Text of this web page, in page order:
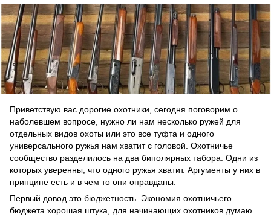
Приветствую вас дорогие охотники, сегодня поговорим о
наболевшем вопросе, нужно ли нам несколько ружей для
отдельных видов охоты или это все туфта и одного
универсального ружья нам хватит с головой. Охотничье
сообщество разделилось на два биполярных табора. Одни из
которых уверенны, что одного ружья хватит. Аргументы у них в
принципе есть и в чем то они оправданы.
Первый довод это бюджетность. Экономия охотничьего
бюджета хорошая штука, для начинающих охотников думаю